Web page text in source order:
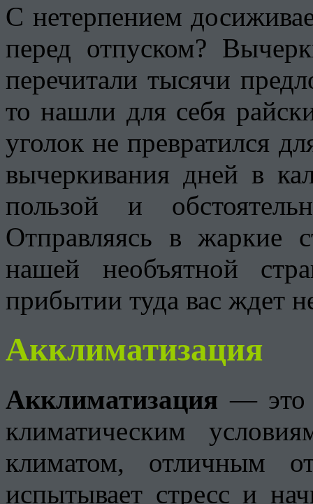
С нетерпением
перед отпуском?
перечитали тысячи
то нашли для себя
уголок не превратился
вычеркивания дней в
пользой и
Отправляясь в
нашей необъятной
прибытии туда вас ждет
Акклиматизация
Акклиматизация — это
климатическим
климатом, отличным
испытывает стресс и